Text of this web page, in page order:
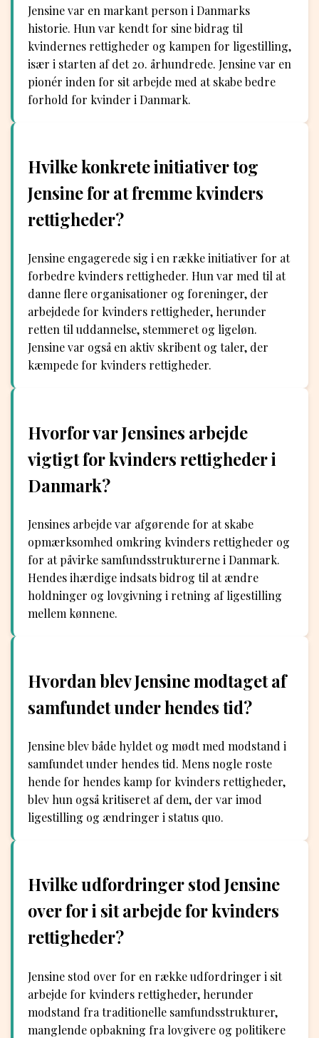
Jensine var en markant person i Danmarks
historie. Hun var kendt for sine bidrag til
kvindernes rettigheder og kampen for ligestilling,
især i starten af det 20. århundrede. Jensine var en
pionér inden for sit arbejde med at skabe bedre
forhold for kvinder i Danmark.
Hvilke konkrete initiativer tog
Jensine for at fremme kvinders
rettigheder?
Jensine engagerede sig i en række initiativer for at
forbedre kvinders rettigheder. Hun var med til at
danne flere organisationer og foreninger, der
arbejdede for kvinders rettigheder, herunder
retten til uddannelse, stemmeret og ligeløn.
Jensine var også en aktiv skribent og taler, der
kæmpede for kvinders rettigheder.
Hvorfor var Jensines arbejde
vigtigt for kvinders rettigheder i
Danmark?
Jensines arbejde var afgørende for at skabe
opmærksomhed omkring kvinders rettigheder og
for at påvirke samfundsstrukturerne i Danmark.
Hendes ihærdige indsats bidrog til at ændre
holdninger og lovgivning i retning af ligestilling
mellem kønnene.
Hvordan blev Jensine modtaget af
samfundet under hendes tid?
Jensine blev både hyldet og mødt med modstand i
samfundet under hendes tid. Mens nogle roste
hende for hendes kamp for kvinders rettigheder,
blev hun også kritiseret af dem, der var imod
ligestilling og ændringer i status quo.
Hvilke udfordringer stod Jensine
over for i sit arbejde for kvinders
rettigheder?
Jensine stod over for en række udfordringer i sit
arbejde for kvinders rettigheder, herunder
modstand fra traditionelle samfundsstrukturer,
manglende opbakning fra lovgivere og politikere